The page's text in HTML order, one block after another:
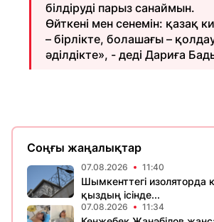
білдіруді парыз санаймын.
Өйткені мен сенемін: қазақ
– бірлікте, болашағы –
әділдікте», - деді Дариға
Соңғы жаңалықтар
07.08.2026 11:40
Шымкенттегі изоляторда
қыздың ісінде...
07.08.2026 11:34